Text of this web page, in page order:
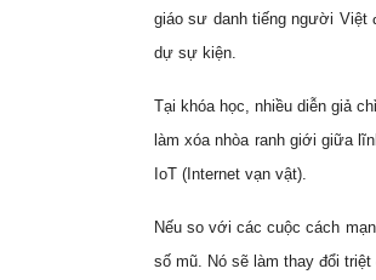
giáo sư danh tiếng người Việt
dự sự kiện.
Tại khóa học, nhiều diễn giả
làm xóa nhòa ranh giới giữa
IoT (Internet vạn vật).
Nếu so với các cuộc cách
số mũ. Nó sẽ làm thay đổi